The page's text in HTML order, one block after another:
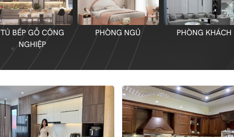
TỦ BẾP GỖ CÔNG
NGHIỆP
PHÒNG NGỦ PHÒNG KHÁCH